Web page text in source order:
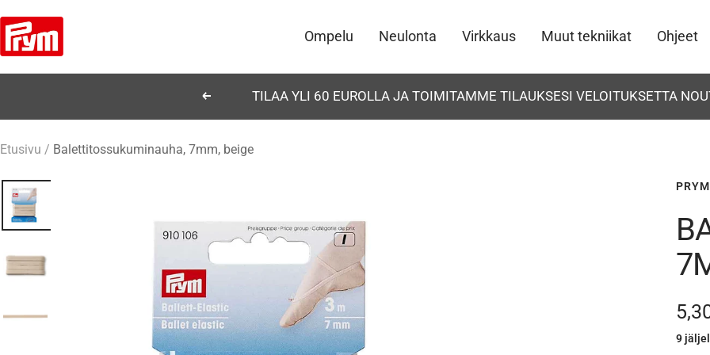
sisältöön
Ompelu Neulonta Virkkaus Muut tekniikat Ohjeet
Prym
EdellinenTILAA YLI 60 EUROLLA JA TOIMITAMME TILAUKSESI VELOITUKSETTA
Etusivu Balettitossukuminauha, 7mm, beige
PRYM
9